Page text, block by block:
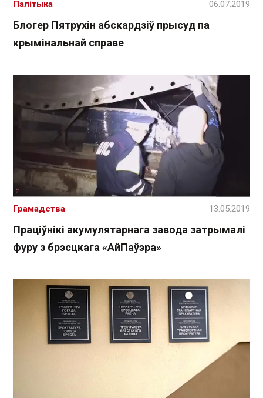
Блогер Пятрухін абскардзіў прысуд па
крымінальнай справе
Палітыка 06.07.2019
Праціўнікі акумулятарнага завода затрымалі
фуру з брэсцкага «АйПаўэра»
Грамадства 13.05.2019